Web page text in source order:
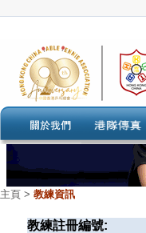
主頁 > 教練資訊
教練註冊編號: